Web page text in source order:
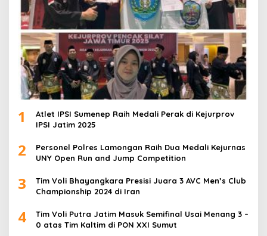
1
Atlet IPSI Sumenep Raih Medali Perak di Kejurprov
IPSI Jatim 2025
2
Personel Polres Lamongan Raih Dua Medali Kejurnas
UNY Open Run and Jump Competition
3
Tim Voli Bhayangkara Presisi Juara 3 AVC Men’s Club
Championship 2024 di Iran
4
Tim Voli Putra Jatim Masuk Semifinal Usai Menang 3 –
0 atas Tim Kaltim di PON XXI Sumut